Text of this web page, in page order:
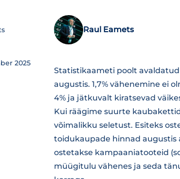
2025
Raul Eamets
Statistikaameti poolt
augustis. 1,7% vähenemine ei
4% ja jätkuvalt kiratsevad
Kui räägime suurte
võimalikku seletust. Esiteks
toidukaupade hinnad augustis
ostetakse kampaaniatooteid
müügitulu vähenes ja seda